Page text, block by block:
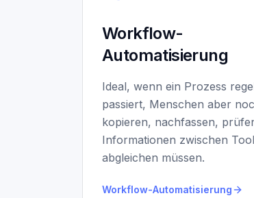
Workflow-
Automatisierung
Ideal, wenn ein Prozess
passiert, Menschen aber
kopieren, nachfassen,
Informationen zwischen
abgleichen müssen.
Workflow-Automatisierung